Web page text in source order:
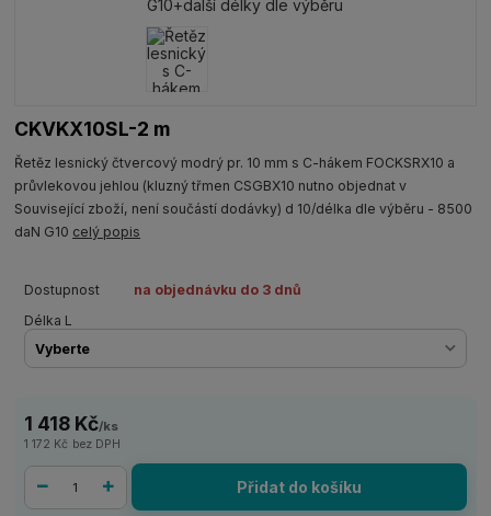
CKVKX10SL-2 m
Řetěz lesnický čtvercový modrý pr. 10 mm s C-hákem FOCKSRX10 a
průvlekovou jehlou (kluzný třmen CSGBX10 nutno objednat v
Související zboží, není součástí dodávky) d 10/délka dle výběru - 8500
daN G10 celý popis
Dostupnost
na objednávku do 3 dnů
Délka L
1 418 Kč/ks
1 172 Kč bez DPH
Přidat do košíku